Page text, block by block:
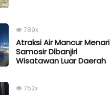
789x
Atraksi Air Mancur Menari
Samosir Dibanjiri
Wisatawan Luar Daerah
752x